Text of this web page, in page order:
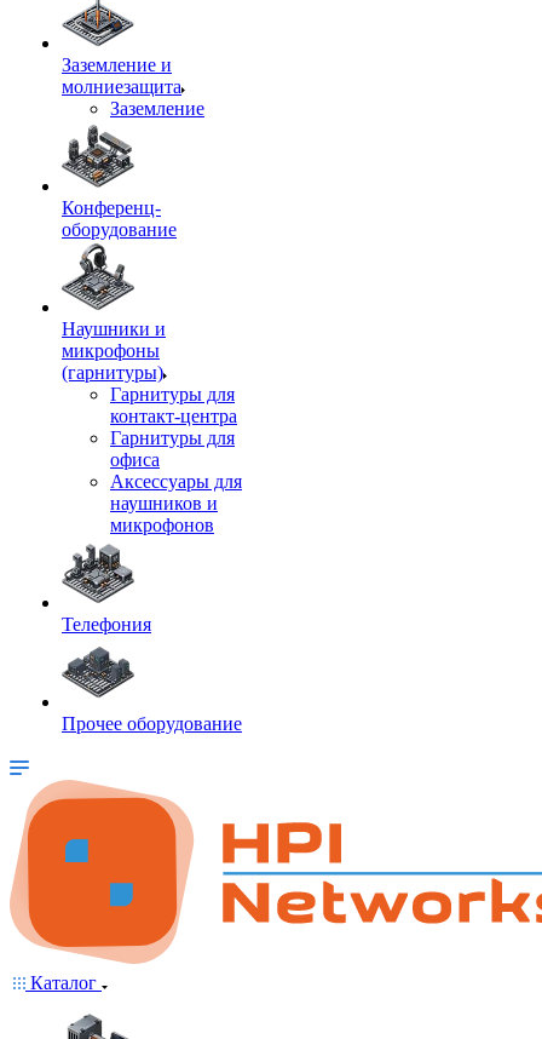
Заземление и
молниезащита
Заземление
Конференц-
оборудование
Наушники и
микрофоны
(гарнитуры)
Гарнитуры для
контакт-центра
Гарнитуры для
офиса
Аксессуары для
наушников и
микрофонов
Телефония
Прочее оборудование
Каталог